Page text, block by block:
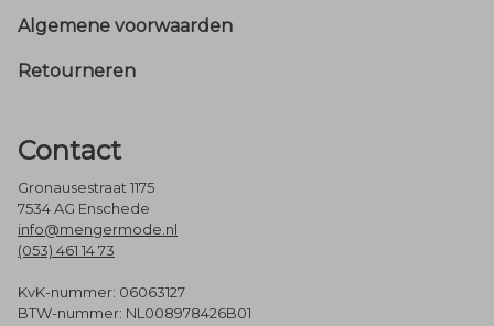
Footer
Algemene voorwaarden
Retourneren
Contact
Gronausestraat 1175
7534 AG Enschede
info@mengermode.nl
(053) 461 14 73
KvK-nummer: 06063127
BTW-nummer: NL008978426B01